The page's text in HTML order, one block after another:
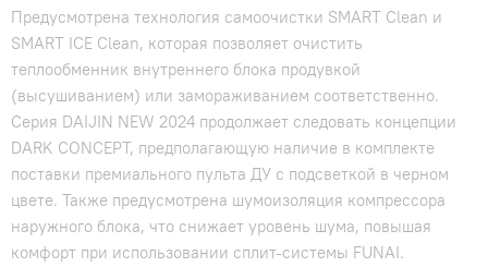
Предусмотрена технология самоочистки SMART Clean и
SMART ICE Clean, которая позволяет очистить
теплообменник внутреннего блока продувкой
(высушиванием) или замораживанием соответственно.
Серия DAIJIN NEW 2024 продолжает следовать концепции
DARK CONCEPT, предполагающую наличие в комплекте
поставки премиального пульта ДУ с подсветкой в черном
цвете. Также предусмотрена шумоизоляция компрессора
наружного блока, что снижает уровень шума, повышая
комфорт при использовании сплит-системы FUNAI.